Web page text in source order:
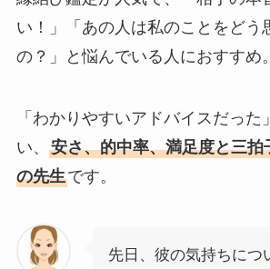
い！」「あの人は私のことをどう
の？」と悩んでいる人におすすめ。
「わかりやすいアドバイスだった
い、 安さ、的中率、満足度と三拍
の先生です。
先日、彼の気持ちにつ